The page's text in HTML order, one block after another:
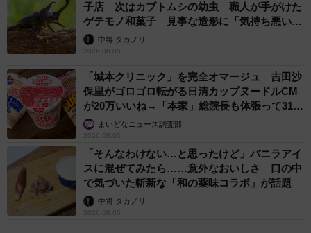
今回の試み、デリバリー＆テイクアウトアプリ「menu」を
使ってオーダーするもので、社員食堂のカレー1食分に加え
エスビー食品の商品数点とレシピブックがつくというも
の。注文時はワンセット1300円分の決済をしなければいけ
ないものの、後日同額分のポイントが付与されるため、実
質的にはタダとなります。
筆者は第1回実施日の8月20日に「menu」からオーダー。そ
して届いたのが、この日のメニュー「スパイス香るキーマ
カレー」でした。事前の情報では、エスビー食品の代表商
品の一つであり、日本のカレーのスタンドである「赤缶カ
子店 次はカブトムシの幼虫 職人が手がけた
ゲテモノ和菓子 見事な造形に「気持ち悪いく
らいリアル」
中将 タカノリ
2026.08.05
「城本クリニック」を完全オマージュ 吉田沙
保里がゴロゴロ転がる日清カップヌードルCM
が20万いいね→「本家」総院長も体張って31万
いいねまいどなニュース調査部
2026.08.05
「そんなわけない…と思ったけど」バニラアイ
スに混ぜてみたら……意外なおいしさ 口の中
で気づいた斬新な「和の薬味コラボ」が話題
中将 タカノリ
2026.08.05